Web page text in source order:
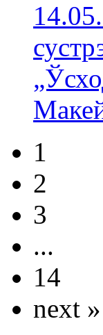
1
2
3
...
14
next »